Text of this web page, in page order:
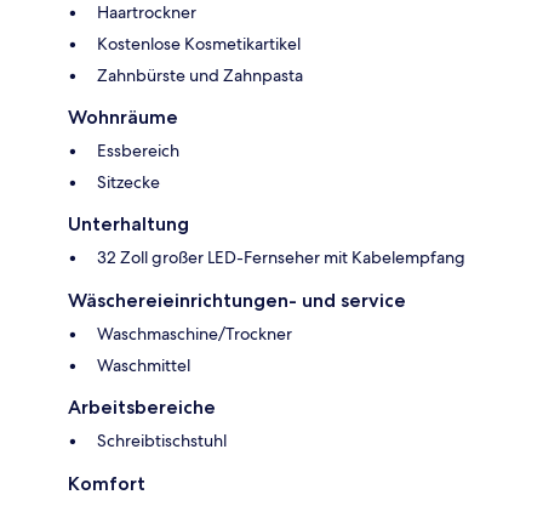
Haartrockner
Kostenlose Kosmetikartikel
Zahnbürste und Zahnpasta
Wohnräume
Essbereich
Sitzecke
Unterhaltung
32 Zoll großer LED-Fernseher mit Kabelempfang
Wäschereieinrichtungen- und service
Waschmaschine/Trockner
Waschmittel
Arbeitsbereiche
Schreibtischstuhl
Komfort